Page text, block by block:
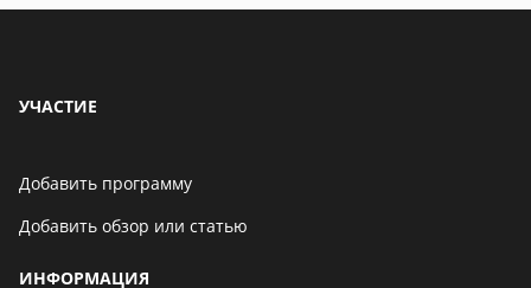
УЧАСТИЕ
Добавить программу
Добавить обзор или статью
ИНФОРМАЦИЯ